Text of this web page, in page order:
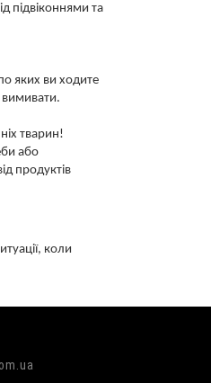
підвіконнями та
яких ви ходите
тварин!
або
продуктів
коли